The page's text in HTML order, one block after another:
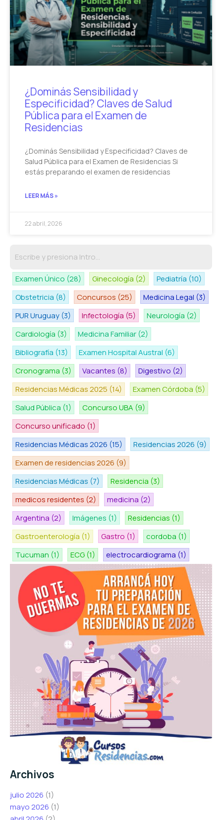
¿Dominás Sensibilidad y
Especificidad? Claves de Salud
Pública para el Examen de
Residencias
¿Dominás Sensibilidad y Especificidad? Claves de
Salud Pública para el Examen de Residencias Si
estás preparando el examen de residencias
LEER MÁS »
22 abril, 2026
Examen Único (28) Ginecología (2) Pediatría (10)
Obstetricia (8) Concursos (25) Medicina Legal (3)
PUR Uruguay (3) Infectología (5) Neurología (2)
Cardiología (3) Medicina Familiar (2)
Bibliografía (13) Examen Hospital Austral (6)
Cronograma (3) Vacantes (8) Digestivo (2)
Residencias Médicas 2025 (14) Examen Córdoba (5)
Salud Pública (1) Concurso UBA (9)
Concurso unificado (1)
Residencias Médicas 2026 (15) Residencias 2026 (9)
Examen de residencias 2026 (9)
Residencias Médicas (7) Residencia (3)
medicos residentes (2) medicina (2)
Argentina (2) Imágenes (1) Residencias (1)
Gastroenterología (1) Gastro (1) cordoba (1)
Tucuman (1) ECG (1) electrocardiograma (1)
Archivos
julio 2026 (1)
mayo 2026 (1)